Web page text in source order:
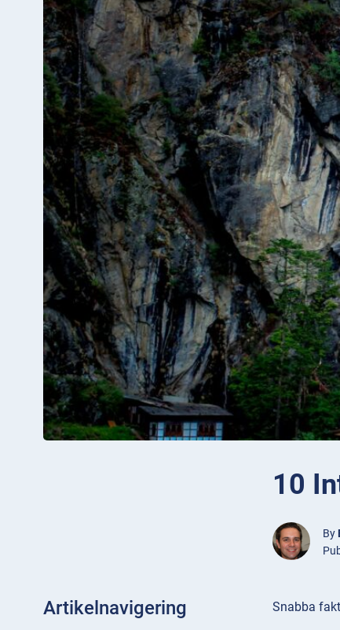
10
By
Artikelnavigering Snabba